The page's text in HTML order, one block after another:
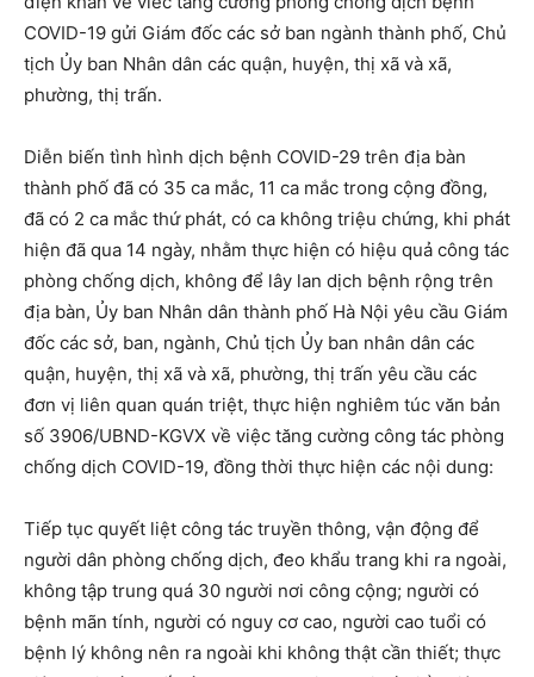
COVID-19 gửi Giám đốc các sở ban ngành thành phố, Chủ
tịch Ủy ban Nhân dân các quận, huyện, thị xã và xã,
phường, thị trấn.
Diễn biến tình hình dịch bệnh COVID-29 trên địa bàn
thành phố đã có 35 ca mắc, 11 ca mắc trong cộng đồng,
đã có 2 ca mắc thứ phát, có ca không triệu chứng, khi phát
hiện đã qua 14 ngày, nhằm thực hiện có hiệu quả công tác
phòng chống dịch, không để lây lan dịch bệnh rộng trên
địa bàn, Ủy ban Nhân dân thành phố Hà Nội yêu cầu Giám
đốc các sở, ban, ngành, Chủ tịch Ủy ban nhân dân các
quận, huyện, thị xã và xã, phường, thị trấn yêu cầu các
đơn vị liên quan quán triệt, thực hiện nghiêm túc văn bản
số 3906/UBND-KGVX về việc tăng cường công tác phòng
chống dịch COVID-19, đồng thời thực hiện các nội dung:
Tiếp tục quyết liệt công tác truyền thông, vận động để
người dân phòng chống dịch, đeo khẩu trang khi ra ngoài,
không tập trung quá 30 người nơi công cộng; người có
bệnh mãn tính, người có nguy cơ cao, người cao tuổi có
bệnh lý không nên ra ngoài khi không thật cần thiết; thực